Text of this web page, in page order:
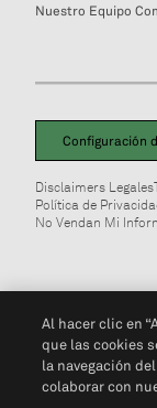
Nuestro Equipo
Configuración
Disclaimers Legales
Política de
No Vendan Mi
Al hacer clic en
que las cookies
la navegación
colaborar con